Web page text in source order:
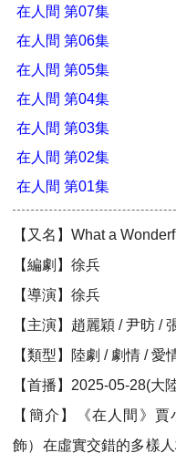
在人間 第07集
在人間 第06集
在人間 第05集
在人間 第04集
在人間 第03集
在人間 第02集
在人間 第01集
【又名】What a
【編劇】徐兵
【導演】徐兵
【主演】趙麗穎 / 尹昉 /
【類型】陸劇 / 劇情 / 愛
【首播】2025-05-28(大
【簡介】《在人間》
飾）在虛實交錯的多樣